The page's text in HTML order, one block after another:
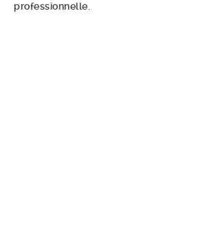
professionnelle.